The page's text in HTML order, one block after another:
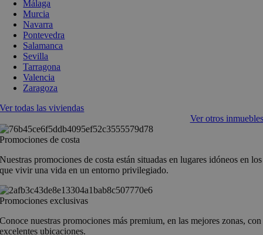
Málaga
Murcia
Navarra
Pontevedra
Salamanca
Sevilla
Tarragona
Valencia
Zaragoza
Ver todas las viviendas
Ver otros inmuebles
Promociones de costa
Nuestras promociones de costa están situadas en lugares idóneos en los
que vivir una vida en un entorno privilegiado.
Promociones exclusivas
Conoce nuestras promociones más premium, en las mejores zonas, con
excelentes ubicaciones.